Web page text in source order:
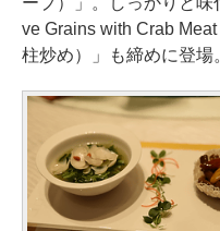
ve Grains with Crab
柱炒め）」も締めに登場